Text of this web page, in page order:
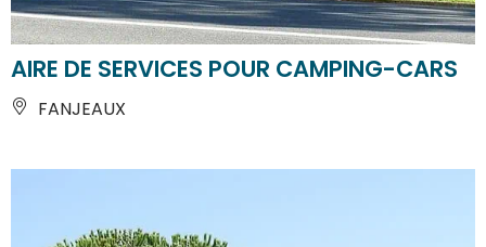
AIRE DE SERVICES POUR CAMPING-CARS
FANJEAUX